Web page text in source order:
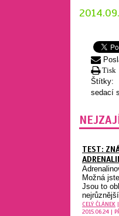
Tisk
Štítky:
sedací
TEST:
Možná
Jsou to
CELÝ ČLÁNEK |
2015.06.24 |